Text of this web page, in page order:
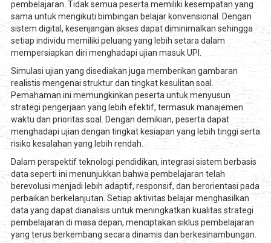
pembelajaran. Tidak semua peserta memiliki kesempatan yang
sama untuk mengikuti bimbingan belajar konvensional. Dengan
sistem digital, kesenjangan akses dapat diminimalkan sehingga
setiap individu memiliki peluang yang lebih setara dalam
mempersiapkan diri menghadapi ujian masuk UPI.
Simulasi ujian yang disediakan juga memberikan gambaran
realistis mengenai struktur dan tingkat kesulitan soal.
Pemahaman ini memungkinkan peserta untuk menyusun
strategi pengerjaan yang lebih efektif, termasuk manajemen
waktu dan prioritas soal. Dengan demikian, peserta dapat
menghadapi ujian dengan tingkat kesiapan yang lebih tinggi serta
risiko kesalahan yang lebih rendah.
Dalam perspektif teknologi pendidikan, integrasi sistem berbasis
data seperti ini menunjukkan bahwa pembelajaran telah
berevolusi menjadi lebih adaptif, responsif, dan berorientasi pada
perbaikan berkelanjutan. Setiap aktivitas belajar menghasilkan
data yang dapat dianalisis untuk meningkatkan kualitas strategi
pembelajaran di masa depan, menciptakan siklus pembelajaran
yang terus berkembang secara dinamis dan berkesinambungan.